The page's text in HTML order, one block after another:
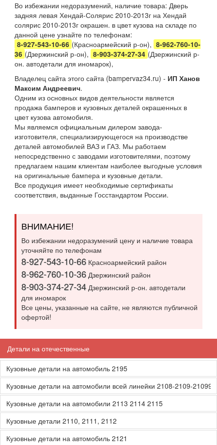
Во избежании недоразумений, наличие товара: Дверь
задняя левая Хендай-Солярис 2010-2013г на Хендай
солярис 2010-2013г окрашен. в цвет кузова на складе по
данной цене узнайте по телефонам:
8-927-543-10-66 (Красноармейский р-он), 8-962-760-10-
36 (Дзержинский р-он), 8-903-374-27-34 (Дзержинский р-
он. автодетали для иномарок),
Владелец сайта этого сайта (bampervaz34.ru) - ИП Ханов
Максим Андреевич.
Одним из основных видов деятельности является
продажа бамперов и кузовных деталей окрашенных в
цвет кузова автомобиля.
Мы являемся официальным дилером завода-
изготовителя, специализирующегося на производстве
деталей автомобилей ВАЗ и ГАЗ. Мы работаем
непосредственно с заводами изготовителями, поэтому
предлагаем нашим клиентам наиболее выгодные условия
на оригинальные бампера и кузовные детали.
Все продукция имеет необходимые сертификаты
соответствия, выданные Госстандартом России.
ВНИМАНИЕ!
Во избежании недоразумений цену и наличие товара
уточняйте по телефонам
8-927-543-10-66 Красноармейский район
8-962-760-10-36 Дзержинский район
8-903-374-27-34 Дзержинский р-он. автодетали
для иномарок
Все цены, указанные на сайте, не являются публичной
офертой!
Детали на отечественные
Кузовные детали на автомобиль 2195
Кузовные детали на автомобили всей линейки 2108-2109-21099
Кузовные детали на автомобили 2113 2114 2115
Кузовные детали 2110, 2111, 2112
Кузовные детали на автомобиль 2121